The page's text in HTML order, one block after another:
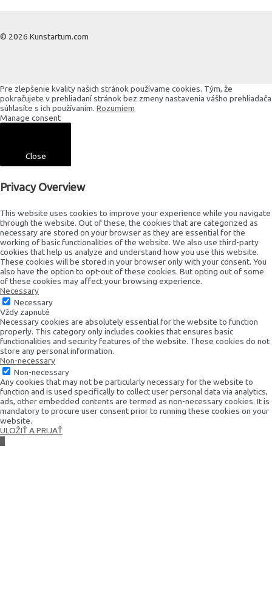
© 2026 Kunstartum.com
Pre zlepšenie kvality našich stránok používame cookies. Tým, že
pokračujete v prehliadaní stránok bez zmeny nastavenia vášho prehliadača
súhlasíte s ich používaním. Rozumiem
Manage consent
Close
Privacy Overview
This website uses cookies to improve your experience while you navigate
through the website. Out of these, the cookies that are categorized as
necessary are stored on your browser as they are essential for the
working of basic functionalities of the website. We also use third-party
cookies that help us analyze and understand how you use this website.
These cookies will be stored in your browser only with your consent. You
also have the option to opt-out of these cookies. But opting out of some
of these cookies may affect your browsing experience.
Necessary
Necessary
Vždy zapnuté
Necessary cookies are absolutely essential for the website to function
properly. This category only includes cookies that ensures basic
functionalities and security features of the website. These cookies do not
store any personal information.
Non-necessary
Non-necessary
Any cookies that may not be particularly necessary for the website to
function and is used specifically to collect user personal data via analytics,
ads, other embedded contents are termed as non-necessary cookies. It is
mandatory to procure user consent prior to running these cookies on your
website.
ULOŽIŤ A PRIJAŤ
Scroll
to